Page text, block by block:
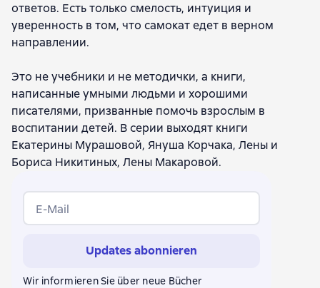
ответов. Есть только смелость, интуиция и
уверенность в том, что самокат едет в верном
направлении.
Это не учебники и не методички, а книги,
написанные умными людьми и хорошими
писателями, призванные помочь взрослым в
воспитании детей. В серии выходят книги
Екатерины Мурашовой, Януша Корчака, Лены и
Бориса Никитиных, Лены Макаровой.
E-Mail
Updates abonnieren
Wir informieren Sie über neue Bücher